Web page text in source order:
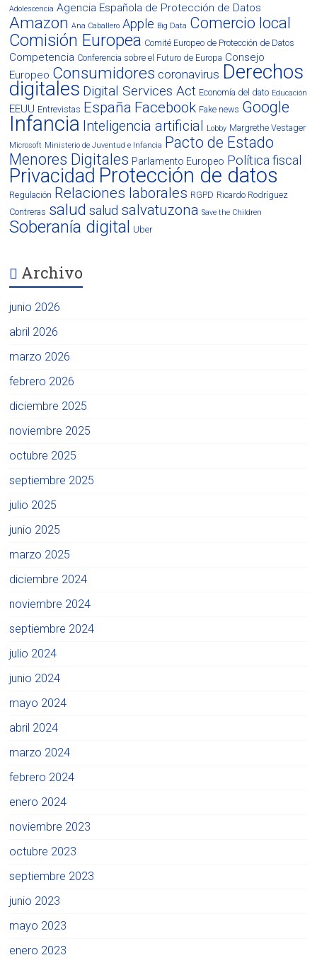
Adolescencia Agencia Española de Protección de Datos
Amazon Ana Caballero Apple Big Data Comercio local
Comisión Europea Comité Europeo de Protección de Datos
Competencia Conferencia sobre el Futuro de Europa Consejo
Europeo Consumidores coronavirus Derechos
digitales Digital Services Act Economía del dato Educación
EEUU Entrevistas España Facebook Fake news Google
Infancia Inteligencia artificial Lobby Margrethe Vestager
Microsoft Ministerio de Juventud e Infancia
Pacto de Estado
Menores Digitales Parlamento Europeo Política fiscal
Privacidad Protección de datos
Regulación Relaciones laborales RGPD Ricardo Rodríguez
Contreras salud salud salvatuzona Save the Children
Soberanía digital Uber
Archivo
junio 2026
abril 2026
marzo 2026
febrero 2026
diciembre 2025
noviembre 2025
octubre 2025
septiembre 2025
julio 2025
junio 2025
marzo 2025
diciembre 2024
noviembre 2024
septiembre 2024
julio 2024
junio 2024
mayo 2024
abril 2024
marzo 2024
febrero 2024
enero 2024
noviembre 2023
octubre 2023
septiembre 2023
junio 2023
mayo 2023
enero 2023